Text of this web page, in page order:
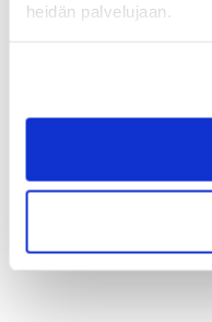
heidän palvelujaan.